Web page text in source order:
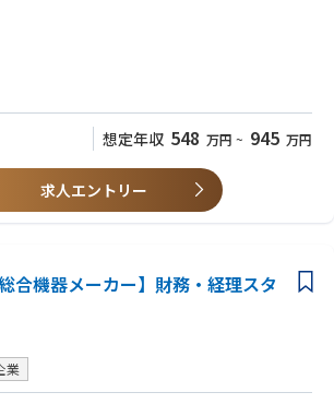
日洋ホールディングス株式会社へ出向となります
区富久町13-19
業
長を含む計10名弱で構成されており、グループ会計
ています。
が所属しており、30代が最も多い組織です。日頃
、スキルや志向性に合わせて業務の幅を広げていた
くゆくは部署を牽引するポジションへキャリアアッ
待しています。
務・経営企画などへのジョブローテーションもで
社の子会社での実務経験
等の税務業務経験
算対応経験
想定年収 548 万円 ~ 945 万円
求人エントリー
合機器メーカー】財務・経理スタ
業